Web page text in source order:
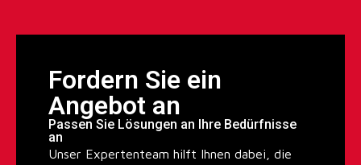
Fordern Sie ein
Angebot an
Passen Sie Lösungen an Ihre Bedürfnisse
an
Unser Expertenteam hilft Ihnen dabei, die